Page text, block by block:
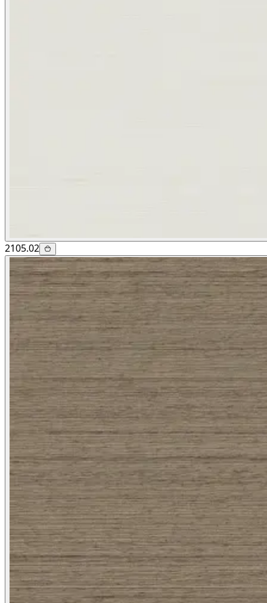
2105.02